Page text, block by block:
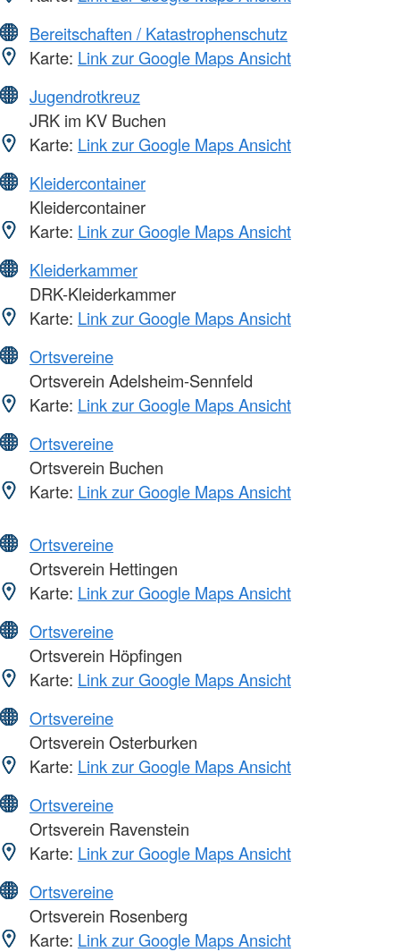
Bereitschaften / Katastrophenschutz
Karte: Link zur Google Maps Ansicht
Jugendrotkreuz
JRK im KV Buchen
Karte: Link zur Google Maps Ansicht
Kleidercontainer
Kleidercontainer
Karte: Link zur Google Maps Ansicht
Kleiderkammer
DRK-Kleiderkammer
Karte: Link zur Google Maps Ansicht
Ortsvereine
Ortsverein Adelsheim-Sennfeld
Karte: Link zur Google Maps Ansicht
Ortsvereine
Ortsverein Buchen
Karte: Link zur Google Maps Ansicht
Ortsvereine
Ortsverein Hettingen
Karte: Link zur Google Maps Ansicht
Ortsvereine
Ortsverein Höpfingen
Karte: Link zur Google Maps Ansicht
Ortsvereine
Ortsverein Osterburken
Karte: Link zur Google Maps Ansicht
Ortsvereine
Ortsverein Ravenstein
Karte: Link zur Google Maps Ansicht
Ortsvereine
Ortsverein Rosenberg
Karte: Link zur Google Maps Ansicht